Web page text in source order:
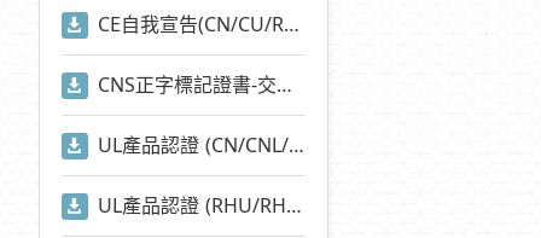
CE自我宣告(CN/CU/RHU/RHN/CNA/CUA/EOCR/EUCR系列)
CNS正字標記證書-交流電磁開關-適用標準2930)
UL產品認證 (CN/CNL/CU/CUL/CNA/CNI/CNE/RAN/RAM等系列)
UL產品認證 (RHU/RHN系列)